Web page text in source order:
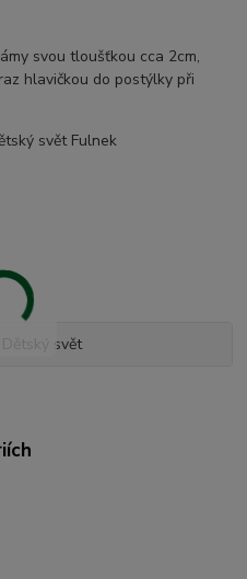
svou tloušťkou cca 2cm,
hlavičkou do postýlky při
svět Fulnek
Dětský svět